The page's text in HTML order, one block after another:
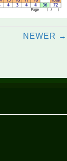
NEWER →